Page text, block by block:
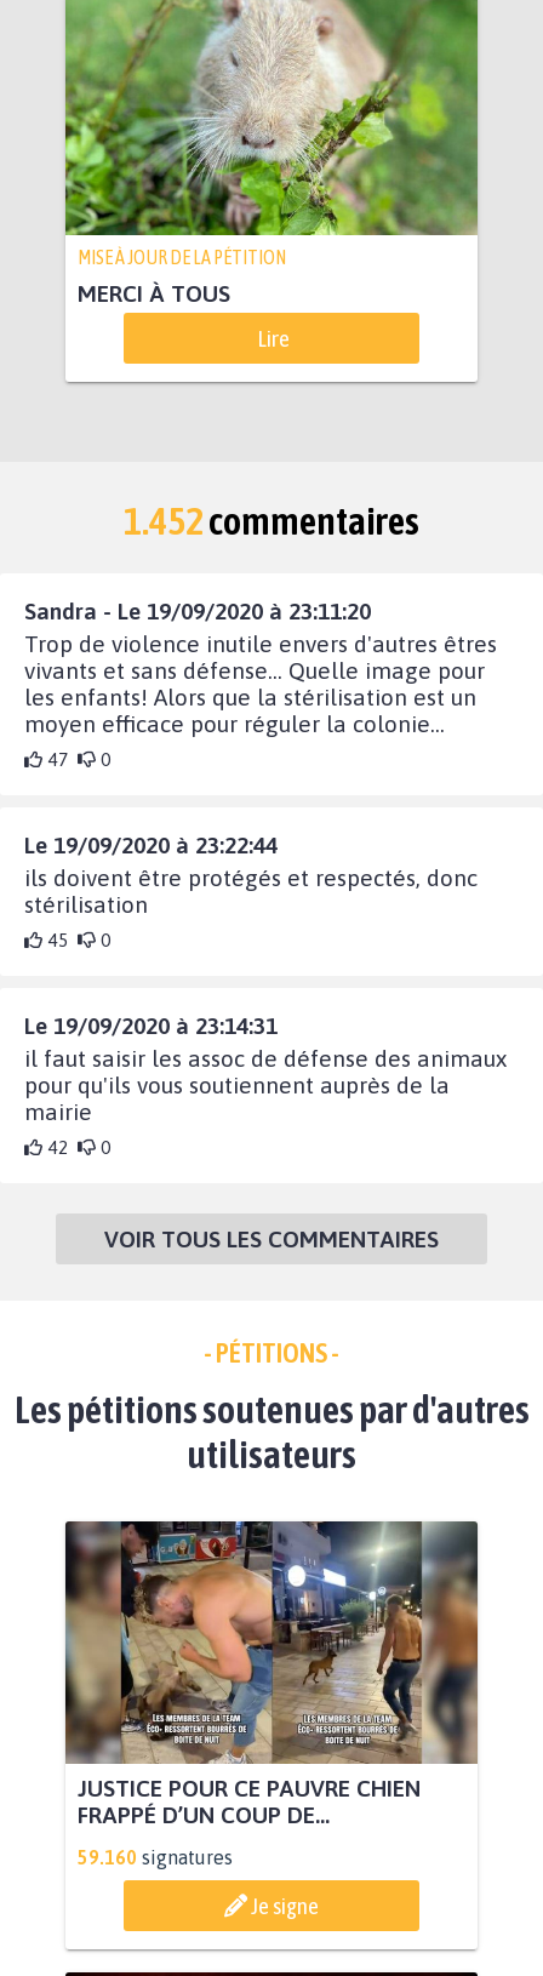
MISE À JOUR DE LA PÉTITION
MERCI À TOUS
Lire
1.452commentaires
Sandra - Le 19/09/2020 à 23:11:20
Trop de violence inutile envers d'autres êtres
vivants et sans défense... Quelle image pour
les enfants! Alors que la stérilisation est un
moyen efficace pour réguler la colonie...
47 0
Le 19/09/2020 à 23:22:44
ils doivent être protégés et respectés, donc
stérilisation
45 0
Le 19/09/2020 à 23:14:31
il faut saisir les assoc de défense des animaux
pour qu'ils vous soutiennent auprès de la
mairie
42 0
VOIR TOUS LES COMMENTAIRES
- PÉTITIONS -
Les pétitions soutenues par d'autres
utilisateurs
JUSTICE POUR CE PAUVRE CHIEN
FRAPPÉ D’UN COUP DE...
59.160 signatures
Je signe